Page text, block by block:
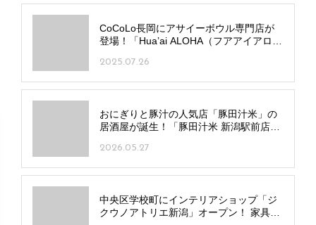
CoCoLo長岡にアサイーボウル専門店が
登場！「Hua’ai ALOHA（フアアイアロ
2025.07.26
おにぎりと豚汁の人気店「豚田汁米」の
居酒屋が誕生！「豚田汁米 新潟駅前店」
2026.05.27
中央区学校町にインテリアショップ「ジ
クウノアトリエ新潟」オープン！ 家具・